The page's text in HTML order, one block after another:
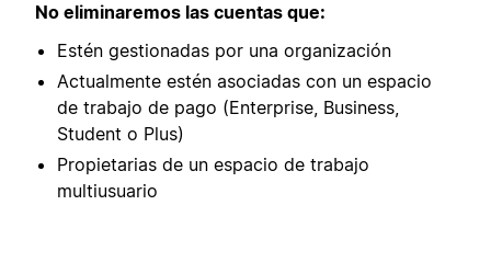
No eliminaremos las cuentas que:
Estén gestionadas por una organización
Actualmente estén asociadas con un espacio
de trabajo de pago (Enterprise, Business,
Student o Plus)
Propietarias de un espacio de trabajo
multiusuario